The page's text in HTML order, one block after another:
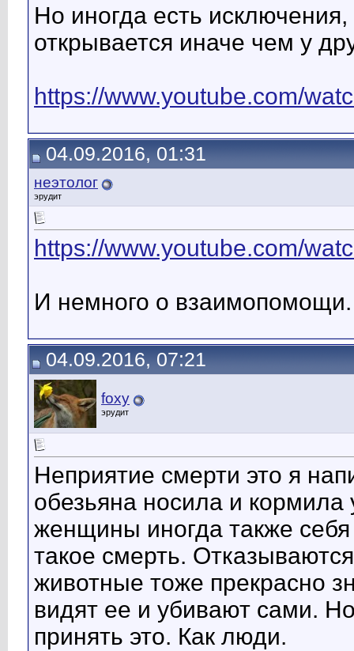
Но иногда есть
открывается иначе чем у
https://www.youtube.com/
04.09.2016, 01:31
неэтолог
эрудит
https://www.youtube.com/
И немного о взаимопомощи.
04.09.2016, 07:21
foxy
эрудит
Неприятие смерти это я
обезьяна носила и
женщины иногда также себя
такое смерть.
животные тоже прекрасно
видят ее и убивают сами.
принять это. Как люди.